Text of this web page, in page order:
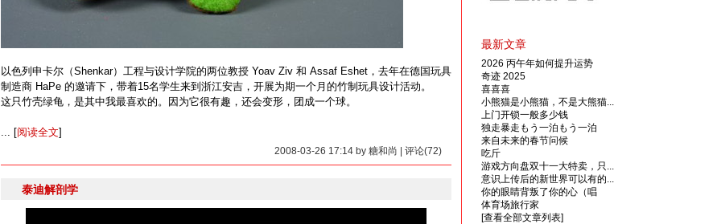
以色列申卡尔（Shenkar）工程与设计学院的两位教授 Yoav Ziv 和 Assaf Eshet，去年在德国玩具
制造商 HaPe 的邀请下，带着15名学生来到浙江安吉，开展为期一个月的竹制玩具设计活动。
这只竹壳绿龟，是其中我最喜欢的。因为它很有趣，还会变形，团成一个球。
... [阅读全文]
2008-03-26 17:14 by 糖和尚 | 评论(72)
泰迪解剖学
最新文章
2026 丙午年如何提升运势
奇迹 2025
喜喜喜
小熊猫是小熊猫，不是大熊猫...
上门开锁一般多少钱
独走暴走もう一泊もう一泊
来自未来的春节问候
吃斤
游戏方向盘双十一大特卖，只...
意识上传后的新世界可以有的...
你的眼睛背叛了你的心（唱
体育场旅行家
[查看全部文章列表]